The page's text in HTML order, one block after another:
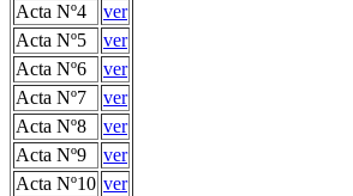
Acta Nº4
ver
Acta Nº5
ver
Acta Nº6
ver
Acta Nº7
ver
Acta Nº8
ver
Acta Nº9
ver
Acta Nº10 ver